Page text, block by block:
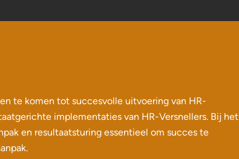
te komen tot succesvolle uitvoering van HR-
implementaties van HR-Versnellers. Bij het
en resultaatsturing essentieel om succes te